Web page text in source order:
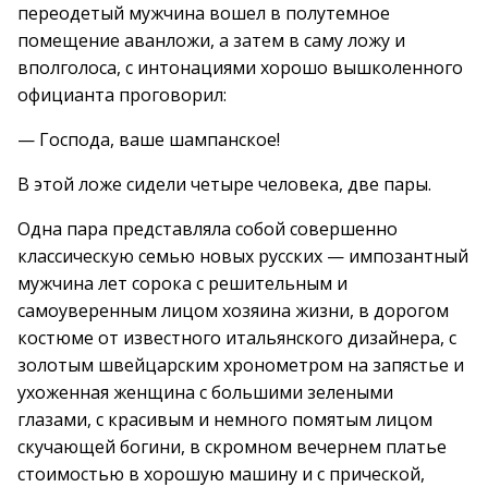
переодетый мужчина вошел в полутемное
помещение аванложи, а затем в саму ложу и
вполголоса, с интонациями хорошо вышколенного
официанта проговорил:
— Господа, ваше шампанское!
В этой ложе сидели четыре человека, две пары.
Одна пара представляла собой совершенно
классическую семью новых русских — импозантный
мужчина лет сорока с решительным и
самоуверенным лицом хозяина жизни, в дорогом
костюме от известного итальянского дизайнера, с
золотым швейцарским хронометром на запястье и
ухоженная женщина с большими зелеными
глазами, с красивым и немного помятым лицом
скучающей богини, в скромном вечернем платье
стоимостью в хорошую машину и с прической,